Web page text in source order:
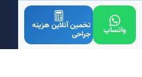
سوالات متداول
نوبت‌دهی و رزرو وقت
تماس با کلینیک
واتساپ تخمین آنلاین هزینه
جراحی